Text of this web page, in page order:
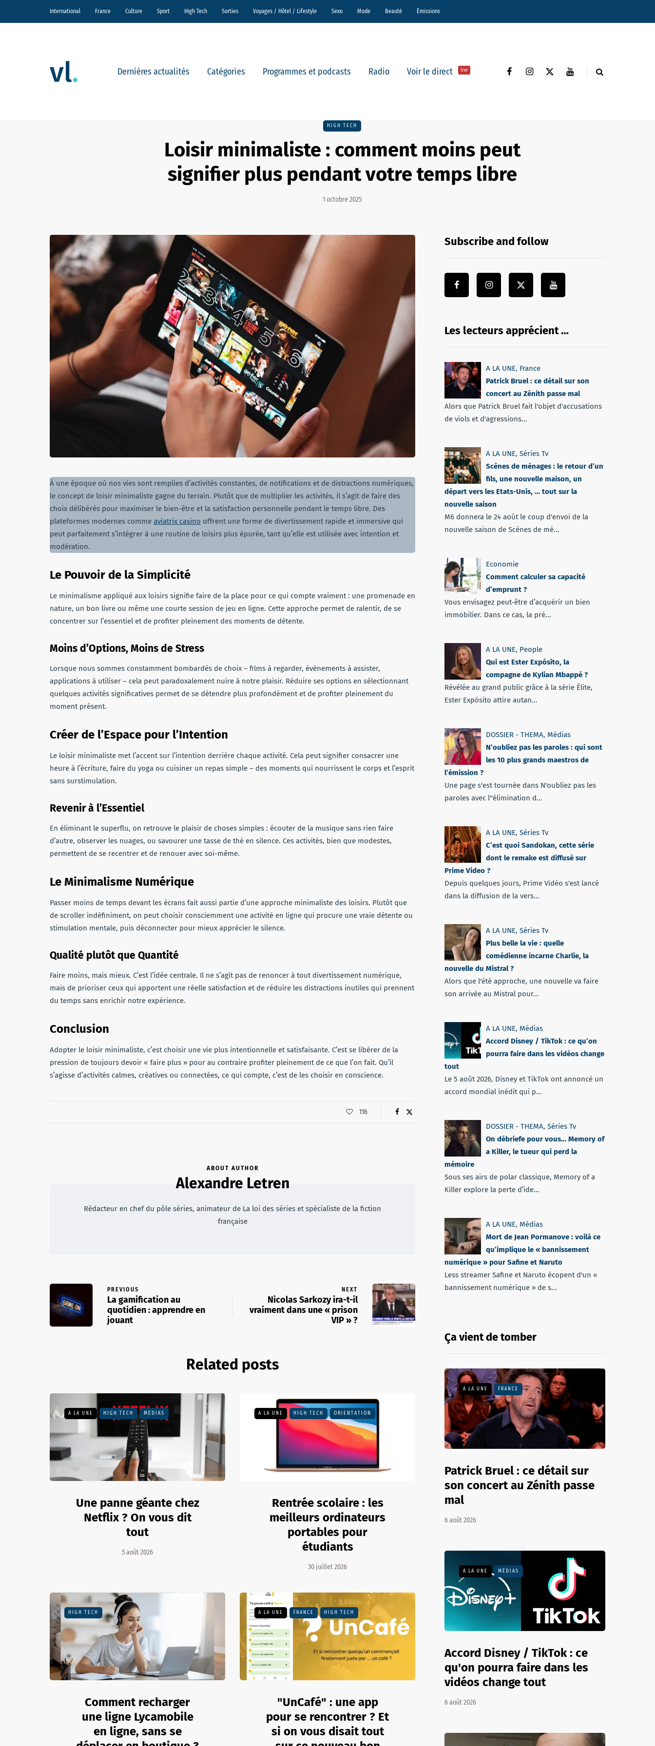
International France Culture Sport High Tech Sorties Voyages / Hôtel / Lifestyle Sexo Mode Beauté Émissions
Dernières actualités Catégories Programmes et podcasts Radio Voir le direct live
HIGH TECH
Loisir minimaliste : comment moins peut
signifier plus pendant votre temps libre
1 octobre 2025
À une époque où nos vies sont remplies d’activités constantes, de notifications et de distractions numériques,
le concept de loisir minimaliste gagne du terrain. Plutôt que de multiplier les activités, il s’agit de faire des
choix délibérés pour maximiser le bien-être et la satisfaction personnelle pendant le temps libre. Des
plateformes modernes comme aviatrix casino offrent une forme de divertissement rapide et immersive qui
peut parfaitement s’intégrer à une routine de loisirs plus épurée, tant qu’elle est utilisée avec intention et
modération.
Le Pouvoir de la Simplicité
Le minimalisme appliqué aux loisirs signifie faire de la place pour ce qui compte vraiment : une promenade en
nature, un bon livre ou même une courte session de jeu en ligne. Cette approche permet de ralentir, de se
concentrer sur l’essentiel et de profiter pleinement des moments de détente.
Moins d’Options, Moins de Stress
Lorsque nous sommes constamment bombardés de choix – films à regarder, événements à assister,
applications à utiliser – cela peut paradoxalement nuire à notre plaisir. Réduire ses options en sélectionnant
quelques activités significatives permet de se détendre plus profondément et de profiter pleinement du
moment présent.
Créer de l’Espace pour l’Intention
Le loisir minimaliste met l’accent sur l’intention derrière chaque activité. Cela peut signifier consacrer une
heure à l’écriture, faire du yoga ou cuisiner un repas simple – des moments qui nourrissent le corps et l’esprit
sans surstimulation.
Revenir à l’Essentiel
En éliminant le superflu, on retrouve le plaisir de choses simples : écouter de la musique sans rien faire
d’autre, observer les nuages, ou savourer une tasse de thé en silence. Ces activités, bien que modestes,
permettent de se recentrer et de renouer avec soi-même.
Le Minimalisme Numérique
Passer moins de temps devant les écrans fait aussi partie d’une approche minimaliste des loisirs. Plutôt que
de scroller indéfiniment, on peut choisir consciemment une activité en ligne qui procure une vraie détente ou
stimulation mentale, puis déconnecter pour mieux apprécier le silence.
Qualité plutôt que Quantité
Faire moins, mais mieux. C’est l’idée centrale. Il ne s’agit pas de renoncer à tout divertissement numérique,
mais de prioriser ceux qui apportent une réelle satisfaction et de réduire les distractions inutiles qui prennent
du temps sans enrichir notre expérience.
Conclusion
Adopter le loisir minimaliste, c’est choisir une vie plus intentionnelle et satisfaisante. C’est se libérer de la
pression de toujours devoir « faire plus » pour au contraire profiter pleinement de ce que l’on fait. Qu’il
s’agisse d’activités calmes, créatives ou connectées, ce qui compte, c’est de les choisir en conscience.
116
ABOUT AUTHOR
Alexandre Letren
Rédacteur en chef du pôle séries, animateur de La loi des séries et spécialiste de la fiction
française
PREVIOUS
La gamification au
quotidien : apprendre en
jouant
NEXT
Nicolas Sarkozy ira-t-il
vraiment dans une « prison
VIP » ?
Related posts
A LA UNE HIGH TECH MÉDIAS
Une panne géante chez
Netflix ? On vous dit
tout
5 août 2026
A LA UNE HIGH TECH ORIENTATION
Rentrée scolaire : les
meilleurs ordinateurs
portables pour
étudiants
30 juillet 2026
HIGH TECH
Comment recharger
une ligne Lycamobile
en ligne, sans se
A LA UNE FRANCE HIGH TECH
"UnCafé" : une app
pour se rencontrer ? Et
si on vous disait tout
Subscribe and follow
Les lecteurs apprécient …
A LA UNE, France
Patrick Bruel : ce détail sur son
concert au Zénith passe mal
Alors que Patrick Bruel fait l'objet d'accusations
de viols et d'agressions...
A LA UNE, Séries Tv
Scènes de ménages : le retour d’un
fils, une nouvelle maison, un
départ vers les Etats-Unis, … tout sur la
nouvelle saison
M6 donnera le 24 août le coup d'envoi de la
nouvelle saison de Scènes de mé...
Economie
Comment calculer sa capacité
d’emprunt ?
Vous envisagez peut-être d’acquérir un bien
immobilier. Dans ce cas, la pré...
A LA UNE, People
Qui est Ester Expósito, la
compagne de Kylian Mbappé ?
Révélée au grand public grâce à la série Élite,
Ester Expósito attire autan...
DOSSIER - THEMA, Médias
N’oubliez pas les paroles : qui sont
les 10 plus grands maestros de
l’émission ?
Une page s'est tournée dans N'oubliez pas les
paroles avec l''élimination d...
A LA UNE, Séries Tv
C’est quoi Sandokan, cette série
dont le remake est diffusé sur
Prime Video ?
Depuis quelques jours, Prime Vidéo s'est lancé
dans la diffusion de la vers...
A LA UNE, Séries Tv
Plus belle la vie : quelle
comédienne incarne Charlie, la
nouvelle du Mistral ?
Alors que l'été approche, une nouvelle va faire
son arrivée au Mistral pour...
A LA UNE, Médias
Accord Disney / TikTok : ce qu’on
pourra faire dans les vidéos change
tout
Le 5 août 2026, Disney et TikTok ont annoncé un
accord mondial inédit qui p...
DOSSIER - THEMA, Séries Tv
On débriefe pour vous… Memory of
a Killer, le tueur qui perd la
mémoire
Sous ses airs de polar classique, Memory of a
Killer explore la perte d’ide...
A LA UNE, Médias
Mort de Jean Pormanove : voilà ce
qu’implique le « bannissement
numérique » pour Safine et Naruto
Less streamer Safine et Naruto écopent d'un «
bannissement numérique » de s...
Ça vient de tomber
A LA UNE FRANCE
Patrick Bruel : ce détail sur
son concert au Zénith passe
mal
6 août 2026
A LA UNE MÉDIAS
Accord Disney / TikTok : ce
qu'on pourra faire dans les
vidéos change tout
6 août 2026